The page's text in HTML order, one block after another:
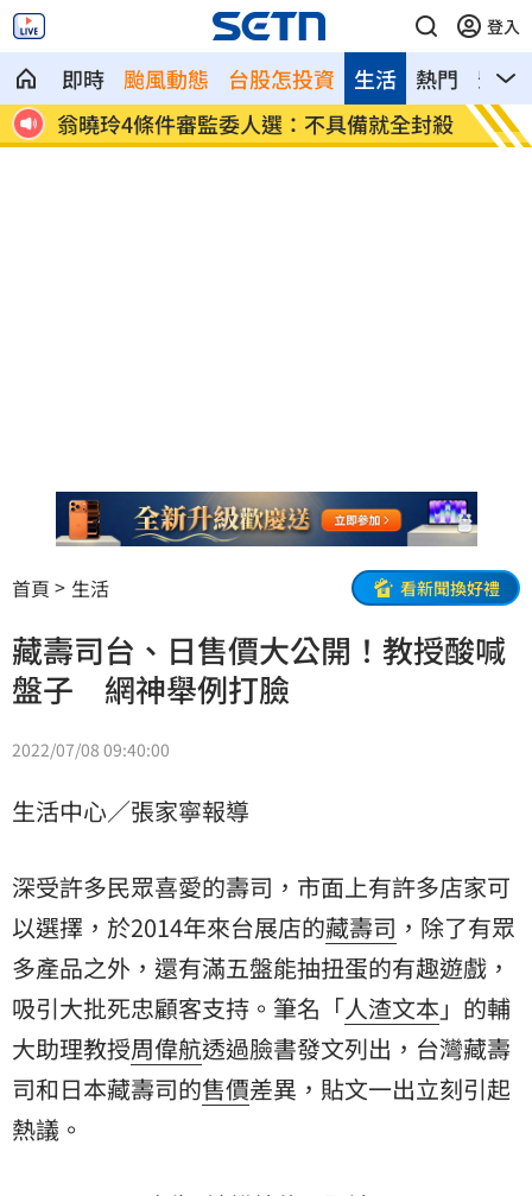
登入
即時 颱風動態 台股怎投資 熱門 影音
生活
殺 比果汁毒！「水果1吃法」狠奪命:心臟驟
停
女律
堆
首頁 生活 看新聞換好禮
藏壽司台、日售價大公開！教授酸喊
盤子 網神舉例打臉
2022/07/08 09:40:00
生活中心／張家寧報導
深受許多民眾喜愛的壽司，市面上有許多店家可
以選擇，於2014年來台展店的藏壽司 ，除了有眾
多產品之外，還有滿五盤能抽扭蛋的有趣遊戲，
吸引大批死忠顧客支持。筆名「人渣文本 」的輔
大助理教授周偉航透過臉書發文列出，台灣藏壽
司和日本藏壽司的售價差異，貼文一出立刻引起
熱議。